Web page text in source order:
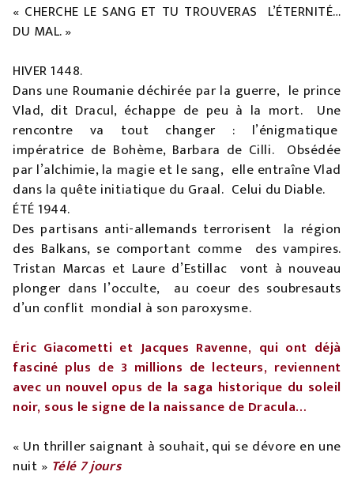
« CHERCHE LE SANG ET TU TROUVERAS L’ÉTERNITÉ…
DU MAL. »
HIVER 1448.
Dans une Roumanie déchirée par la guerre, le prince
Vlad, dit Dracul, échappe de peu à la mort. Une
rencontre va tout changer : l’énigmatique
impératrice de Bohème, Barbara de Cilli. Obsédée
par l’alchimie, la magie et le sang, elle entraîne Vlad
dans la quête initiatique du Graal. Celui du Diable.
ÉTÉ 1944.
Des partisans anti-allemands terrorisent la région
des Balkans, se comportant comme des vampires.
Tristan Marcas et Laure d’Estillac vont à nouveau
plonger dans l’occulte, au coeur des soubresauts
d’un conflit mondial à son paroxysme.
Éric Giacometti et Jacques Ravenne, qui ont déjà
fasciné plus de 3 millions de lecteurs, reviennent
avec un nouvel opus de la saga historique du soleil
noir, sous le signe de la naissance de Dracula…
« Un thriller saignant à souhait, qui se dévore en une
nuit » Télé 7 jours